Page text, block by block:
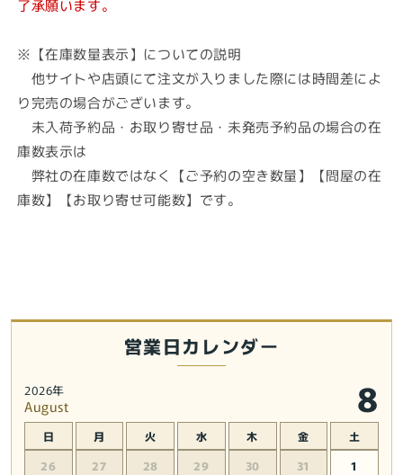
了承願います。
※【在庫数量表示】についての説明
他サイトや店頭にて注文が入りました際には時間差によ
り完売の場合がございます。
未入荷予約品・お取り寄せ品・未発売予約品の場合の在
庫数表示は
弊社の在庫数ではなく【ご予約の空き数量】【問屋の在
庫数】【お取り寄せ可能数】です。
営業日カレンダー
2026年
August 8
日 月 火 水 木 金 土
26 27 28 29 30 31
1